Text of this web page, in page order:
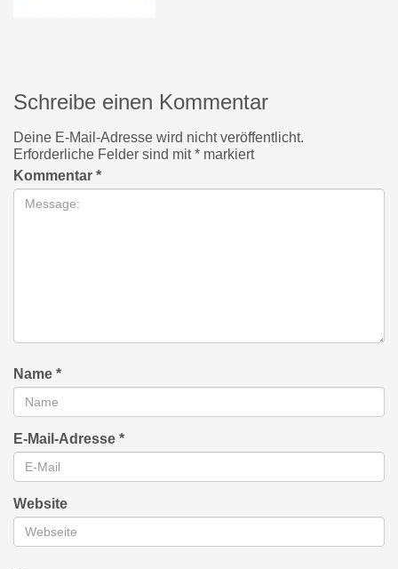
Schreibe einen Kommentar
Deine E-Mail-Adresse wird nicht veröffentlicht.
Erforderliche Felder sind mit* markiert
Kommentar *
Name *
E-Mail-Adresse *
Website